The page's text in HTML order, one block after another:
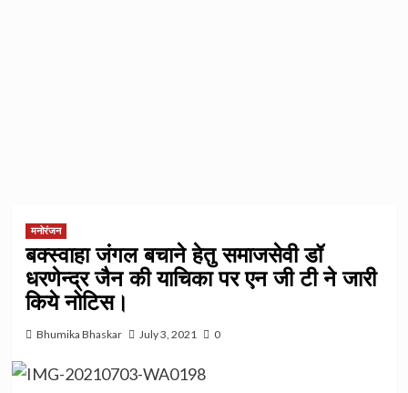
मनोरंजन
बक्स्वाहा जंगल बचाने हेतु समाजसेवी डॉ
धरणेन्द्र जैन की याचिका पर एन जी टी ने जारी
किये नोटिस।
Bhumika Bhaskar July 3, 2021 0